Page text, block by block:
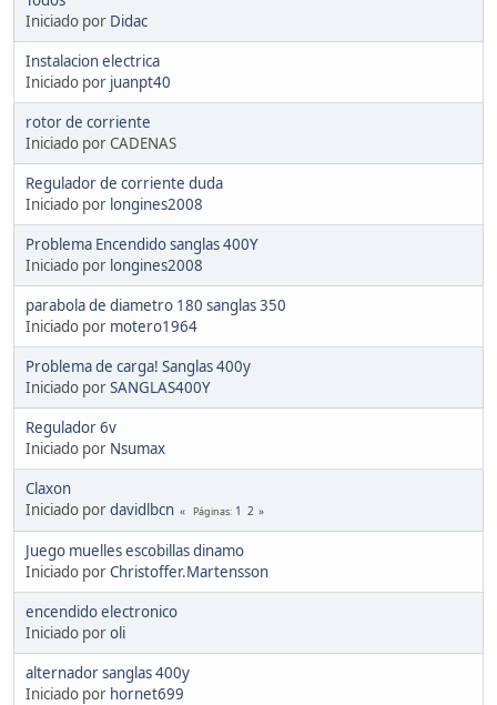
Iniciado por Didac
Instalacion electrica
Iniciado por juanpt40
rotor de corriente
Iniciado por CADENAS
Regulador de corriente duda
Iniciado por longines2008
Problema Encendido sanglas 400Y
Iniciado por longines2008
parabola de diametro 180 sanglas 350
Iniciado por motero1964
Problema de carga! Sanglas 400y
Iniciado porSANGLAS400Y
Regulador 6v
Iniciado por Nsumax
Claxon
Iniciado pordavidlbcn Páginas 1 2
Juego muelles escobillas dinamo
Iniciado porChristoffer.Martensson
encendido electronico
Iniciado poroli
alternador sanglas 400y
Iniciado por hornet699